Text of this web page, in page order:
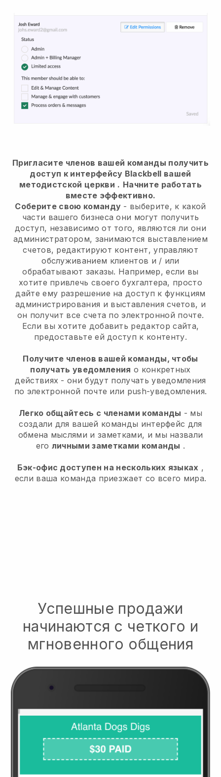
Пригласите членов вашей команды получить
доступ к интерфейсу Blackbell вашей
методистской церкви . Начните работать
вместе эффективно.
Соберите свою команду - выберите, к какой
части вашего бизнеса они могут получить
доступ, независимо от того, являются ли они
администратором, занимаются выставлением
счетов, редактируют контент, управляют
обслуживанием клиентов и / или
обрабатывают заказы. Например, если вы
хотите привлечь своего бухгалтера, просто
дайте ему разрешение на доступ к функциям
администрирования и выставления счетов, и
он получит все счета по электронной почте.
Если вы хотите добавить редактор сайта,
предоставьте ей доступ к контенту.
Получите членов вашей команды, чтобы
получать уведомления о конкретных
действиях - они будут получать уведомления
по электронной почте или push-уведомления.
Легко общайтесь с членами команды - мы
создали для вашей команды интерфейс для
обмена мыслями и заметками, и мы назвали
его личными заметками команды .
Бэк-офис доступен на нескольких языках ,
если ваша команда приезжает со всего мира.
Успешные продажи
начинаются с четкого и
мгновенного общения